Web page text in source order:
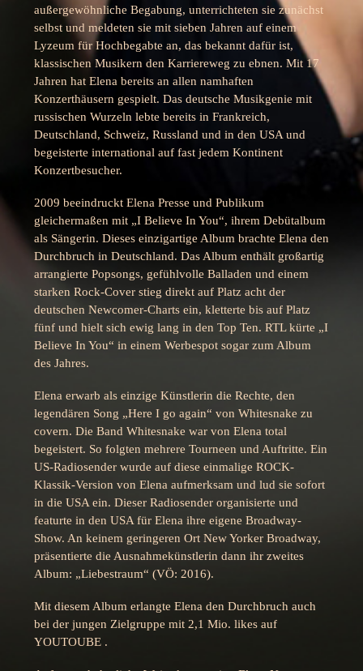
außergewöhnliche Begabung, unterrichteten sie zunächst
selbst und meldeten sie mit sieben Jahren auf einem
Lyzeum für Hochbegabte an, das bekannt dafür ist,
klassischen Musikern den Karriereweg zu ebnen. Mit 17
Jahren hat Elena bereits an allen namhaften
Konzerthäusern gespielt. Das deutsche Musikgenie mit
russischen Wurzeln lebte bereits in Frankreich,
Deutschland, Schweiz, Russland und in den USA und
begeisterte international auf fast jedem Kontinent
Konzertbesucher.
2009 beeindruckt Elena Presse und Publikum
gleichermaßen mit „I Believe In You“, ihrem Debütalbum
als Sängerin. Dieses einzigartige Album brachte Elena den
Durchbruch in Deutschland. Das Album enthält großartig
arrangierte Popsongs, gefühlvolle Balladen und einem
starken Rock-Cover stieg direkt auf Platz acht der
deutschen Newcomer-Charts ein, kletterte bis auf Platz
fünf und hielt sich ewig lang in den Top Ten. RTL kürte „I
Believe In You“ in einem Werbespot sogar zum Album
des Jahres.
Elena erwarb als einzige Künstlerin die Rechte, den
legendären Song „Here I go again“ von Whitesnake zu
covern. Die Band Whitesnake war von Elena total
begeistert. So folgten mehrere Tourneen und Auftritte. Ein
US-Radiosender wurde auf diese einmalige ROCK-
Klassik-Version von Elena aufmerksam und lud sie sofort
in die USA ein. Dieser Radiosender organisierte und
featurte in den USA für Elena ihre eigene Broadway-
Show. An keinem geringeren Ort New Yorker Broadway,
präsentierte die Ausnahmekünstlerin dann ihr zweites
Album: „Liebestraum“ (VÖ: 2016).
Mit diesem Album erlangte Elena den Durchbruch auch
bei der jungen Zielgruppe mit 2,1 Mio. likes auf
YOUTOUBE .